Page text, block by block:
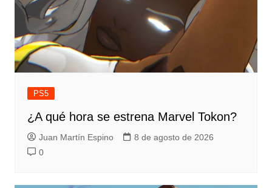
PS5
¿A qué hora se estrena Marvel Tokon?
Juan Martín Espino
8 de agosto de 2026
0